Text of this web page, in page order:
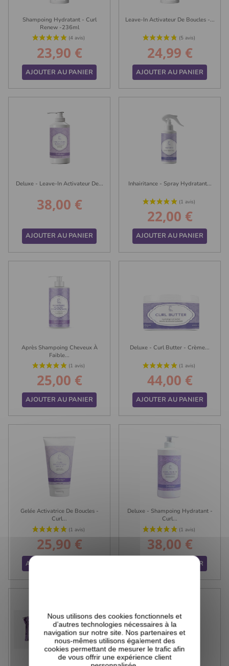
(3 avis)
Shampoing Hydratant - Curl
Renew -236ml
(4 avis)
Prix
23,90 €
AJOUTER AU PANIER
Leave-In Activateur De Boucles -...
Prix
24,99 €
AJOUTER AU PANIER
Deluxe - Leave-In Activateur De...
Prix
38,00 €
AJOUTER AU PANIER
Inhairitance - Spray Hydratant...
Prix
22,00 €
AJOUTER AU PANIER
Après Shampoing Cheveux À
Faible...
Prix
25,00 €
AJOUTER AU PANIER
Deluxe - Curl Butter - Crème...
Prix
44,00 €
AJOUTER AU PANIER
Gelée Activatrice De Boucles -
Curl...
Prix
25,90 €
AJOUTER AU PANIER
Deluxe - Shampoing Hydratant -
Curl...
Prix
38,00 €
AJOUTER AU PANIER
Nous utilisons des cookies fonctionnels et
d’autres technologies nécessaires à la
navigation sur notre site. Nos partenaires et
nous-mêmes utilisons également des
cookies permettant de mesurer le trafic afin
de vous offrir une expérience client